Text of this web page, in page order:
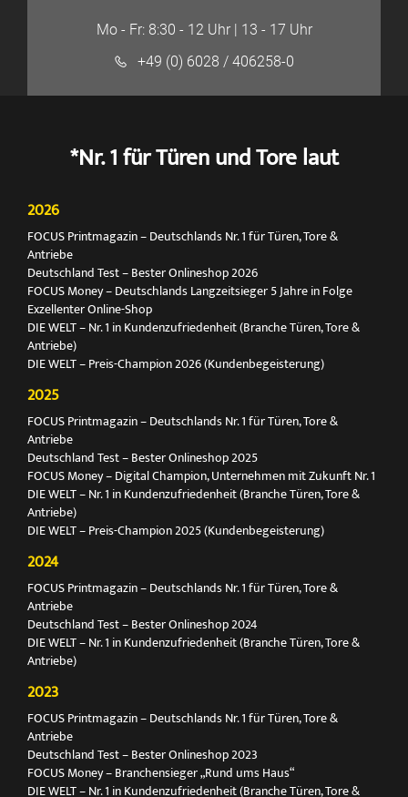
Mo - Fr: 8:30 - 12 Uhr | 13 - 17 Uhr
+49 (0) 6028 / 406258-0
*Nr. 1 für Türen und Tore laut
2026
FOCUS Printmagazin – Deutschlands Nr. 1 für Türen, Tore &
Antriebe
Deutschland Test – Bester Onlineshop 2026
FOCUS Money – Deutschlands Langzeitsieger 5 Jahre in Folge
Exzellenter Online-Shop
DIE WELT – Nr. 1 in Kundenzufriedenheit (Branche Türen, Tore &
Antriebe)
DIE WELT – Preis-Champion 2026 (Kundenbegeisterung)
2025
FOCUS Printmagazin – Deutschlands Nr. 1 für Türen, Tore &
Antriebe
Deutschland Test – Bester Onlineshop 2025
FOCUS Money – Digital Champion, Unternehmen mit Zukunft Nr. 1
DIE WELT – Nr. 1 in Kundenzufriedenheit (Branche Türen, Tore &
Antriebe)
DIE WELT – Preis-Champion 2025 (Kundenbegeisterung)
2024
FOCUS Printmagazin – Deutschlands Nr. 1 für Türen, Tore &
Antriebe
Deutschland Test – Bester Onlineshop 2024
DIE WELT – Nr. 1 in Kundenzufriedenheit (Branche Türen, Tore &
Antriebe)
2023
FOCUS Printmagazin – Deutschlands Nr. 1 für Türen, Tore &
Antriebe
Deutschland Test – Bester Onlineshop 2023
FOCUS Money – Branchensieger „Rund ums Haus“
DIE WELT – Nr. 1 in Kundenzufriedenheit (Branche Türen, Tore &